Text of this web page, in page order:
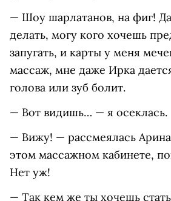
— Шоу шарлатанов, на фиг!
делать, могу кого хочешь
запугать, и карты у меня
массаж, мне даже Ирка
голова или зуб болит.
— Вот видишь… — я осеклась.
— Вижу! — рассмеялась
этом массажном кабинете,
Нет уж!
— Так кем же ты хочешь